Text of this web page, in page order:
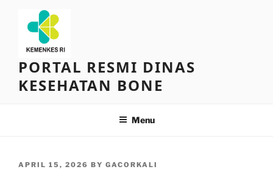
content
PORTAL RESMI DINAS
KESEHATAN BONE
Menu
POSTED
APRIL 15, 2026 BY GACORKALI